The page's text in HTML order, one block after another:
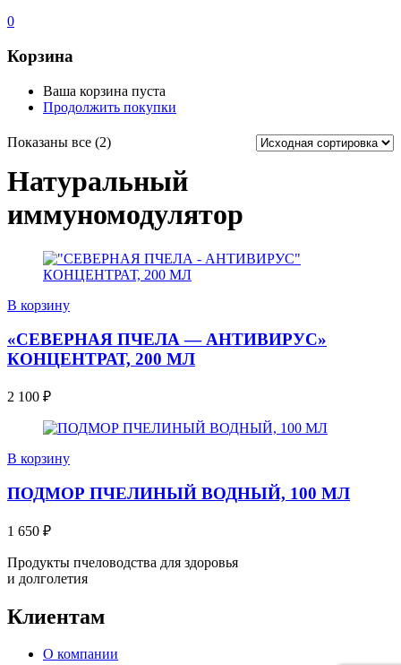
0
Корзина
Ваша корзина пуста
Продолжить покупки
Показаны все (2)
Натуральный
иммуномодулятор
В корзину
«СЕВЕРНАЯ ПЧЕЛА — АНТИВИРУС»
КОНЦЕНТРАТ, 200 МЛ
2 100 ₽
В корзину
ПОДМОР ПЧЕЛИНЫЙ ВОДНЫЙ, 100 МЛ
1 650 ₽
Продукты пчеловодства для здоровья
и долголетия
Клиентам
О компании